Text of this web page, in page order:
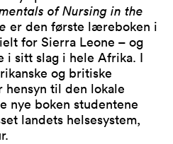
of Nursing in the
er den første læreboken i
for Sierra Leone – og
i sitt slag i hele Afrika. I
og britiske
til den lokale
nye boken studentene
landets helsesystem,